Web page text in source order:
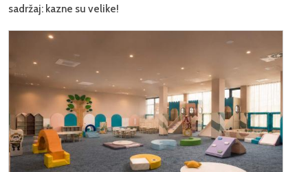
sadržaj: kazne su velike!